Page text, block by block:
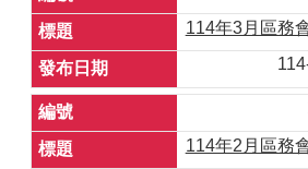
114年3月區務
114年2月區務